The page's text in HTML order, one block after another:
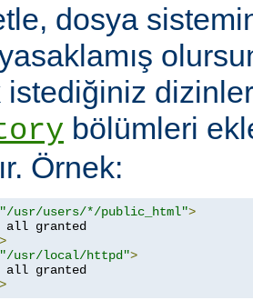
dosya
istediğiniz
bölümleri
Örnek:
"/usr/users/*/public_html">
>
"/usr/local/httpd">
>